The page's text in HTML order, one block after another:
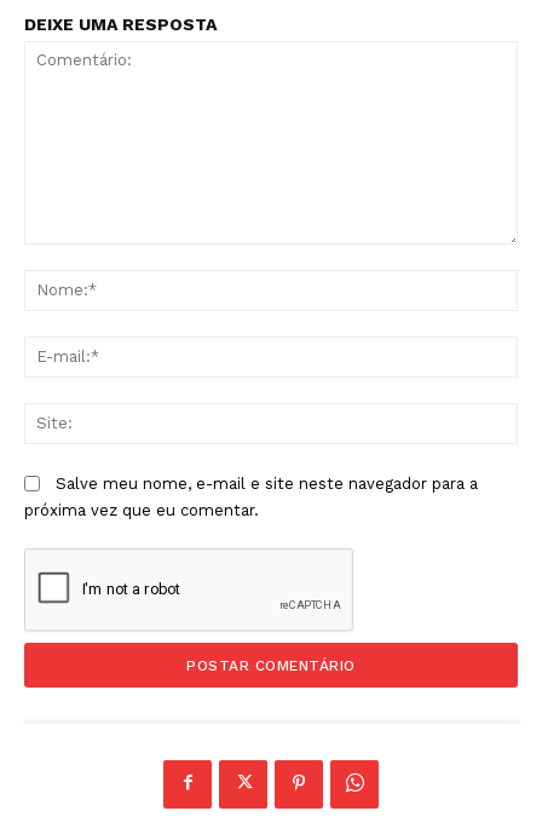
DEIXE UMA RESPOSTA
Salve meu nome, e-mail e site neste navegador para a
próxima vez que eu comentar.